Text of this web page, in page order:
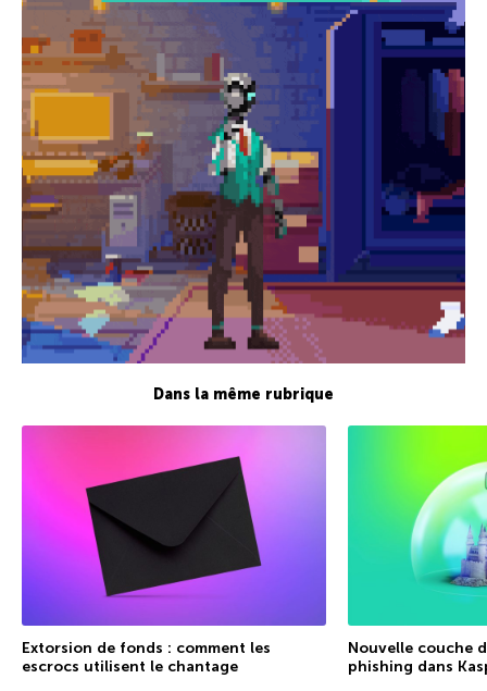
Dans la même rubrique
Extorsion de fonds : comment les
escrocs utilisent le chantage
Nouvelle couche
phishing dans